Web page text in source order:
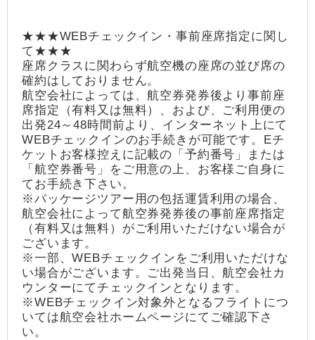
★★★WEBチェックイン・事前座席指定に関し
て★★★
座席クラスに関わらず航空機の座席の並び席の
確約はしておりません。
航空会社によっては、航空券発券後より事前座
席指定（有料又は無料）、および、ご利用便の
出発24～48時間前より、インターネット上にて
WEBチェックインのお手続きが可能です。Eチ
ケットお客様控えに記載の「予約番号」または
「航空券番号」をご用意の上、お客様ご自身に
てお手続き下さい。
※パッケージツアー用の包括運賃利用の場合、
航空会社によって航空券発券後の事前座席指定
（有料又は無料）がご利用いただけない場合が
ございます。
※一部、WEBチェックインをご利用いただけな
い場合がございます。ご出発当日、航空会社カ
ウンターにてチェックインとなります。
※WEBチェックイン対象外となるフライトにつ
いては航空会社ホームページにてご確認下さ
い。